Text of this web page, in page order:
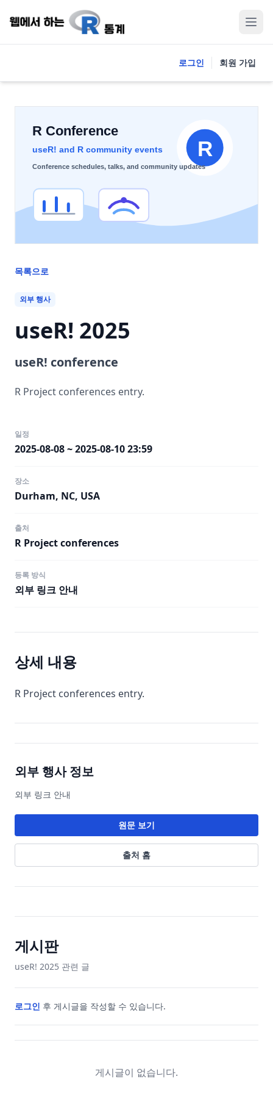
로그인 회원 가입
목록으로
외부 행사
useR! 2025
useR! conference
R Project conferences entry.
일정
2025-08-08 ~ 2025-08-10 23:59
장소
Durham, NC, USA
출처
R Project conferences
등록 방식
외부 링크 안내
상세 내용
R Project conferences entry.
외부 행사 정보
외부 링크 안내
원문 보기
출처 홈
게시판
useR! 2025 관련 글
로그인 후 게시글을 작성할 수 있습니다.
게시글이 없습니다.